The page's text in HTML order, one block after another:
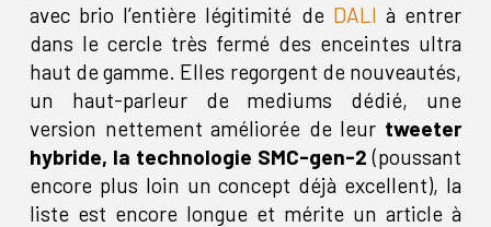
avec brio l’entière légitimité de DALI à entrer
dans le cercle très fermé des enceintes ultra
haut de gamme. Elles regorgent de nouveautés,
un haut-parleur de mediums dédié, une
version nettement améliorée de leur tweeter
hybride, la technologie SMC-gen-2 (poussant
encore plus loin un concept déjà excellent), la
liste est encore longue et mérite un article à